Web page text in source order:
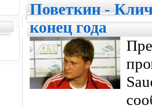
Поветкин -
конец года